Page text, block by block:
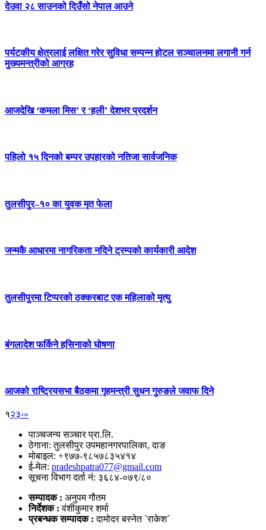
देउवा २८ साउनको दिउँसो नेपाल आउने
पर्यटकीय क्षेत्रलाई लक्षित गरेर सुविधा सम्पन्न होटल सञ्चालनमा लगानी गर्न
मुख्यमन्त्रीको आग्रह
आजदेखि ‘कमला मिस’ र ‘हली’ देशभर प्रदर्शन
पहिलो १५ दिनको बम्पर उपहारको नतिजा सार्वजनिक
तुलसीपुर–१० का युवक मृत फेला
जन्मकै आधारमा नागरिकता नदिने ट्रम्पको कार्यकारी आदेश
तुलसीपुरमा टिप्परको ठक्करबाट एक महिलाको मृत्यु
बंगलादेश फर्किने हसिनाको घोषणा
आजको राष्ट्रियसभा बैठकमा गृहमन्त्री सुधन गुरुङले जवाफ दिने
१२३›»
पाञ्चजन्य सञ्चार प्रा.लि.
ठेगाना: तुलसीपुर उपमहानगरपालिका, दाङ
मोबाइल: +९७७-९८५७८३५४१४
ई-मेल: pradeshpatra077@gmail.com
सूचना विभाग दर्ता नं: ३६८४-०७९/८०
सम्पादक : अनुपम गौतम
निर्देशक :वंशीकुमार शर्मा
प्रबन्धक सम्पादक :दामोदर बस्नेत `राकेश´